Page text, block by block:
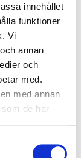
innehållet
funktioner
Vi
annan
och
med.
med annan
de har
kit 25 mm 5